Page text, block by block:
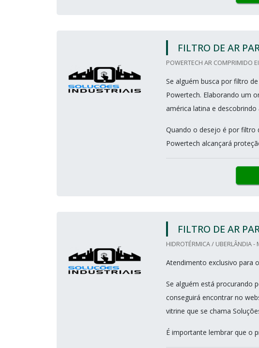
FILTRO DE AR
POWERTECH AR COMPRIMIDO
Se alguém busca por filtro
Powertech. Elaborando um
américa latina e descobrindo
Quando o desejo é por filtro
Powertech alcançará
FILTRO DE AR
HIDROTÉRMICA / UBERLÂNDIA -
Atendimento exclusivo para
Se alguém está procurando
conseguirá encontrar no
vitrine que se chama
É importante lembrar que o